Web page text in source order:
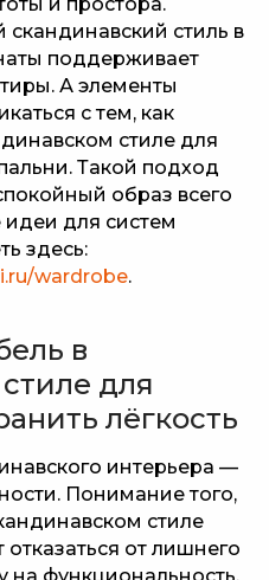
стиль в
поддерживает
А элементы
с тем, как
стиле для
Такой подход
образ всего
для систем
здесь:
wardrobe.
в
для
лёгкость
интерьера —
Понимание того,
стиле
от лишнего